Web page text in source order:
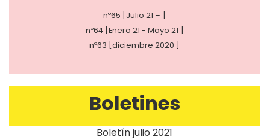
nº65 [Julio 21 – ]
nº64 [Enero 21 - Mayo 21 ]
nº63 [diciembre 2020 ]
Boletines
Boletín julio 2021